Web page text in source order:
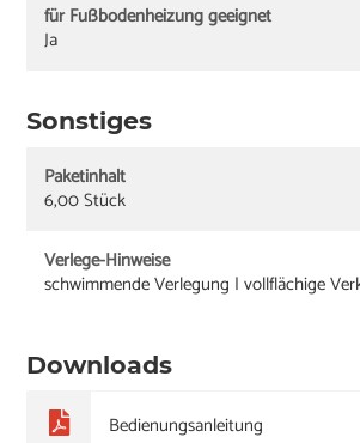
für Fußbodenheizung geeignet
Ja
Sonstiges
Paketinhalt
6,00 Stück
Verlege-Hinweise
schwimmende Verlegung | vollflächige
Downloads
Bedienungsanleitung